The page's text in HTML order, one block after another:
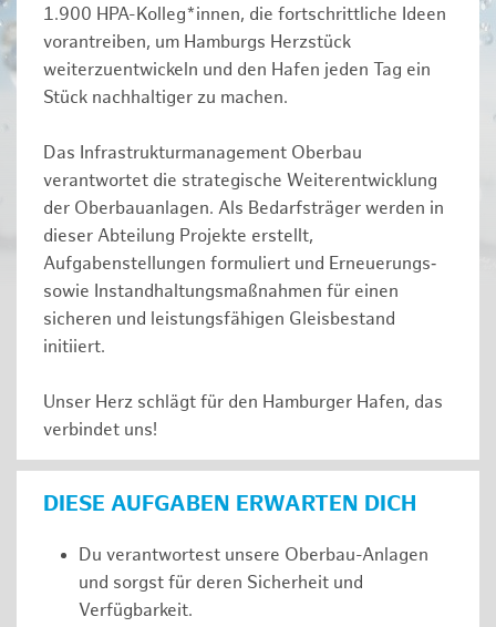
1.900 HPA-Kolleg*innen, die fortschrittliche Ideen
vorantreiben, um Hamburgs Herzstück
weiterzuentwickeln und den Hafen jeden Tag ein
Stück nachhaltiger zu machen.
Das Infrastrukturmanagement Oberbau
verantwortet die strategische Weiterentwicklung
der Oberbauanlagen. Als Bedarfsträger werden in
dieser Abteilung Projekte erstellt,
Aufgabenstellungen formuliert und Erneuerungs‑
sowie Instandhaltungsmaßnahmen für einen
sicheren und leistungsfähigen Gleisbestand
initiiert.
Unser Herz schlägt für den Hamburger Hafen, das
verbindet uns!
DIESE AUFGABEN ERWARTEN DICH
Du verantwortest unsere Oberbau-Anlagen
und sorgst für deren Sicherheit und
Verfügbarkeit.